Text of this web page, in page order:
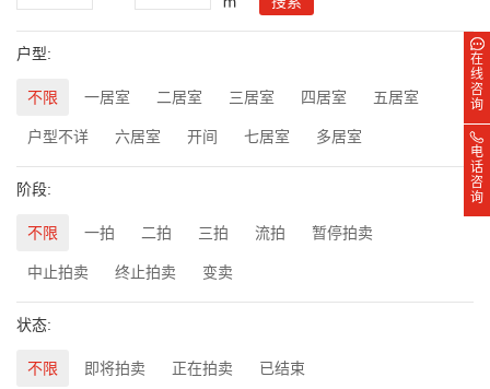
户型:
不限 一居室 二居室 三居室 四居室 五居室
户型不详 六居室 开间 七居室 多居室
阶段:
不限 一拍 二拍 三拍 流拍 暂停拍卖
中止拍卖 终止拍卖 变卖
状态:
不限 即将拍卖 正在拍卖 已结束
在
线
咨
询
电
话
咨
询